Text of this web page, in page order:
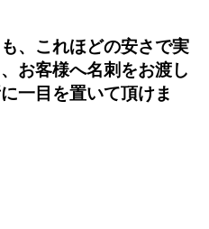
、これほどの安さで実
お客様へ名刺をお渡し
一目を置いて頂けま